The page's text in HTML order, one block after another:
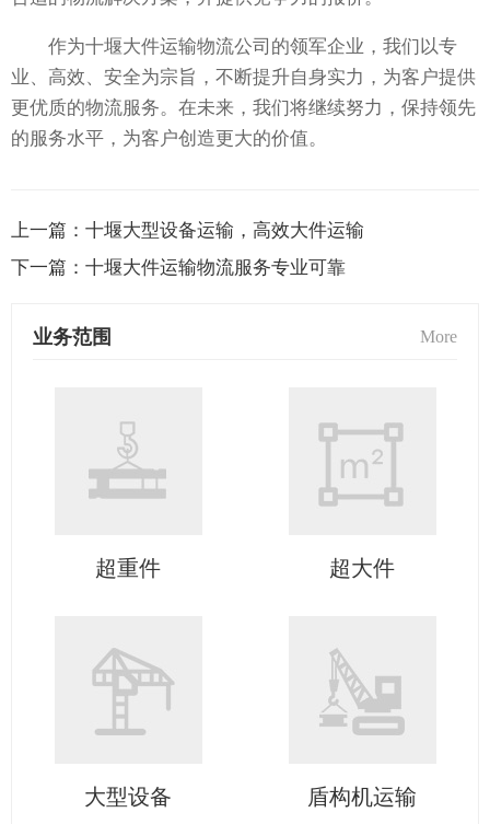
作为十堰大件运输物流公司的领军企业，我们以专
业、高效、安全为宗旨，不断提升自身实力，为客户提供
更优质的物流服务。在未来，我们将继续努力，保持领先
的服务水平，为客户创造更大的价值。
上一篇： 十堰大型设备运输，高效大件运输
下一篇： 十堰大件运输物流服务专业可靠
业务范围 More
超重件 超大件
大型设备 盾构机运输